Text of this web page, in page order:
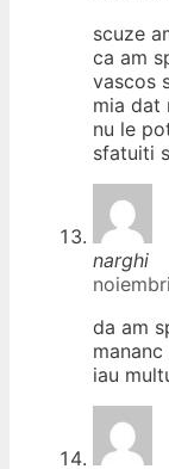
scuze
ca am
vascos
mia dat
nu le
sfatuiti
narghi
da am
iau